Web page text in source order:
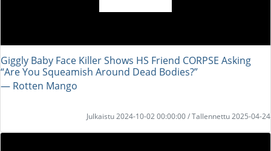
Giggly Baby Face Killer Shows HS Friend CORPSE Asking
“Are You Squeamish Around Dead Bodies?”
― Rotten Mango
Julkaistu 2024-10-02 00:00:00 / Tallennettu 2025-04-24